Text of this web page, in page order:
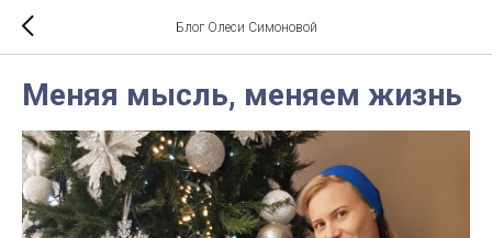
Блог Олеси Симоновой
Меняя мысль, меняем жизнь